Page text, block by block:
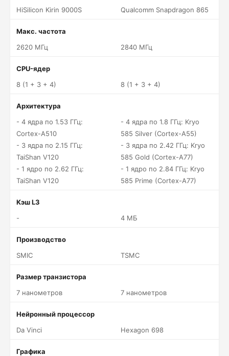
HiSilicon Kirin 9000S Qualcomm Snapdragon 865
Макс. частота
2620 МГц
2840 МГц
CPU-ядер
8 (1 + 3 + 4)
8 (1 + 3 + 4)
Архитектура
- 4 ядра по 1.53 ГГц:
Cortex-A510
- 3 ядра по 2.15 ГГц:
TaiShan V120
- 1 ядро по 2.62 ГГц:
TaiShan V120
- 4 ядра по 1.8 ГГц: Kryo
585 Silver (Cortex-A55)
- 3 ядра по 2.42 ГГц: Kryo
585 Gold (Cortex-A77)
- 1 ядро по 2.84 ГГц: Kryo
585 Prime (Cortex-A77)
Кэш L3
-
4 МБ
Производство
SMIC
TSMC
Размер транзистора
7 нанометров
7 нанометров
Нейронный процессор
Da Vinci
Hexagon 698
Графика